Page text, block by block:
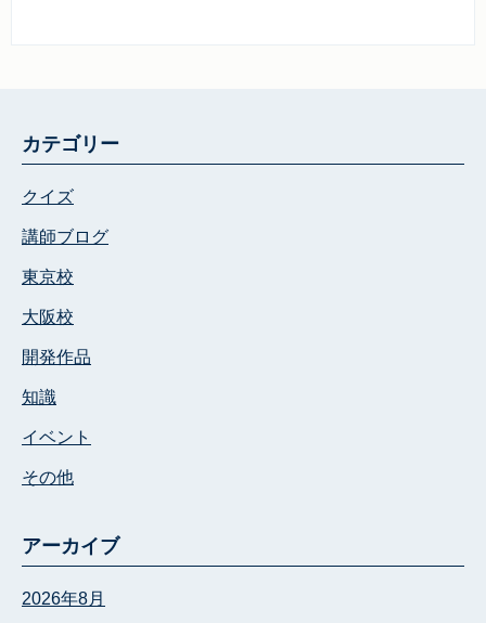
カテゴリー
クイズ
講師ブログ
東京校
大阪校
開発作品
知識
イベント
その他
アーカイブ
2026年8月